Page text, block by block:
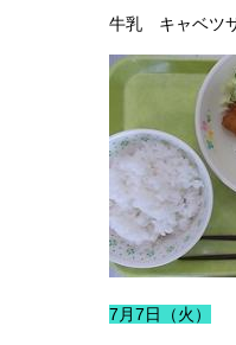
牛乳 キャベツ
7月7日（火）